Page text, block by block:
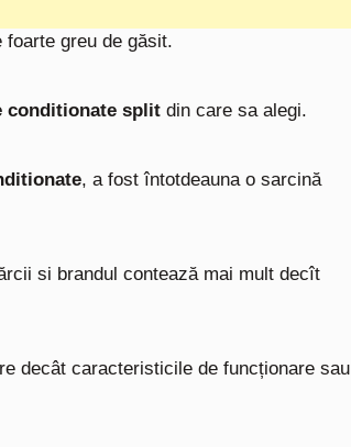
foarte greu de găsit.
conditionate split din care sa alegi.
, a fost întotdeauna o sarcină
si brandul contează mai mult decît
decât caracteristicile de funcționare sau